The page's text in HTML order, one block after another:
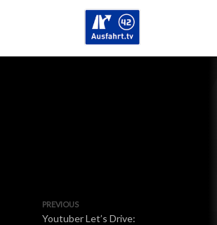
PREVIOUS
Youtuber Let’s Drive: